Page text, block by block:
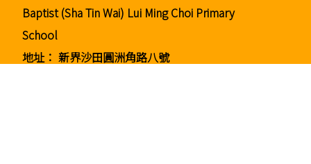
Baptist (Sha Tin Wai) Lui Ming Choi Primary
School
地址： 新界沙田圓洲角路八號